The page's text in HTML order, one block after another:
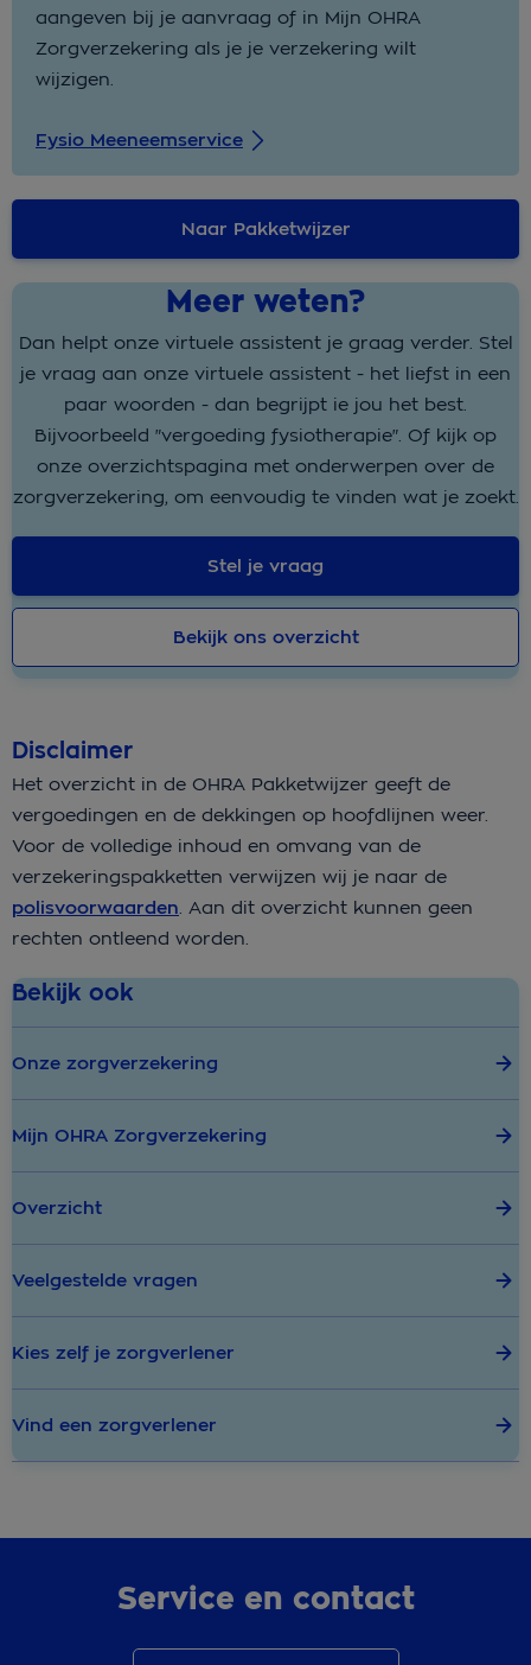
aangeven bij je aanvraag of in Mijn OHRA
Zorgverzekering als je je verzekering wilt
wijzigen.
Fysio Meeneemservice
Naar Pakketwijzer
Meer weten?
Dan helpt onze virtuele assistent je graag verder. Stel
je vraag aan onze virtuele assistent - het liefst in een
paar woorden - dan begrijpt ie jou het best.
Bijvoorbeeld "vergoeding fysiotherapie". Of kijk op
onze overzichtspagina met onderwerpen over de
zorgverzekering, om eenvoudig te vinden wat je zoekt.
Stel je vraag
Bekijk ons overzicht
Disclaimer
Het overzicht in de OHRA Pakketwijzer geeft de
vergoedingen en de dekkingen op hoofdlijnen weer.
Voor de volledige inhoud en omvang van de
verzekeringspakketten verwijzen wij je naar de
polisvoorwaarden. Aan dit overzicht kunnen geen
rechten ontleend worden.
Bekijk ook
Onze zorgverzekering
Mijn OHRA Zorgverzekering
Overzicht
Veelgestelde vragen
Kies zelf je zorgverlener
Vind een zorgverlener
Service en contact